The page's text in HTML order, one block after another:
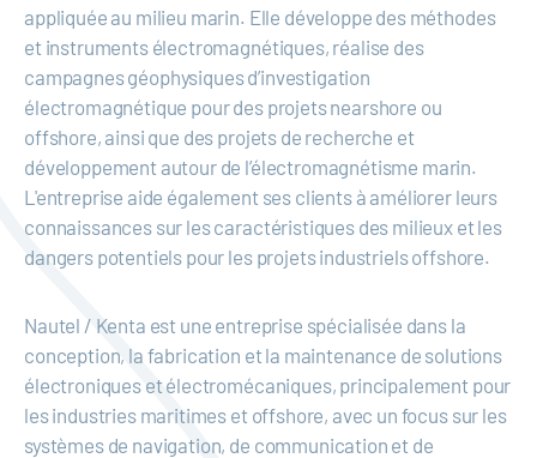
appliquée au milieu marin. Elle développe des méthodes
et instruments électromagnétiques, réalise des
campagnes géophysiques d’investigation
électromagnétique pour des projets nearshore ou
offshore, ainsi que des projets de recherche et
développement autour de l’électromagnétisme marin.
L'entreprise aide également ses clients à améliorer leurs
connaissances sur les caractéristiques des milieux et les
dangers potentiels pour les projets industriels offshore.
Nautel / Kenta est une entreprise spécialisée dans la
conception, la fabrication et la maintenance de solutions
électroniques et électromécaniques, principalement pour
les industries maritimes et offshore, avec un focus sur les
systèmes de navigation, de communication et de